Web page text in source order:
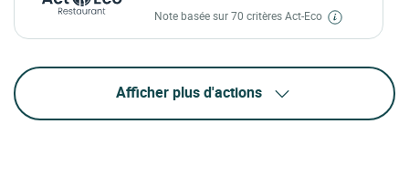
Note basée sur 70 critères Act-Eco
Afficher plus d'actions